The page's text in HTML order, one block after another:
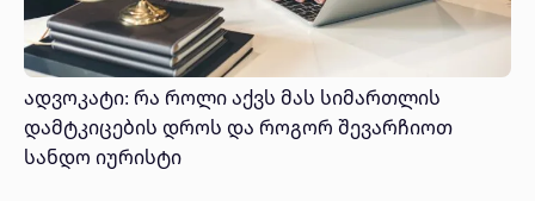
ადვოკატი: რა როლი აქვს მას სიმართლის
დამტკიცების დროს და როგორ შევარჩიოთ
სანდო იურისტი